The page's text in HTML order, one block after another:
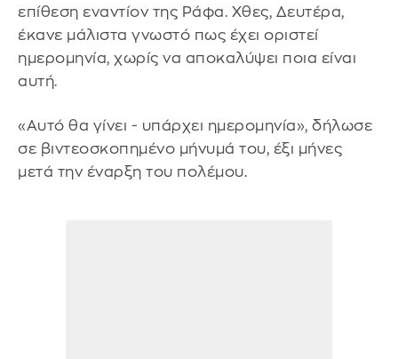
επίθεση εναντίον της Ράφα. Χθες, Δευτέρα,
έκανε μάλιστα γνωστό πως έχει οριστεί
ημερομηνία, χωρίς να αποκαλύψει ποια είναι
αυτή.
«Αυτό θα γίνει - υπάρχει ημερομηνία», δήλωσε
σε βιντεοσκοπημένο μήνυμά του, έξι μήνες
μετά την έναρξη του πολέμου.